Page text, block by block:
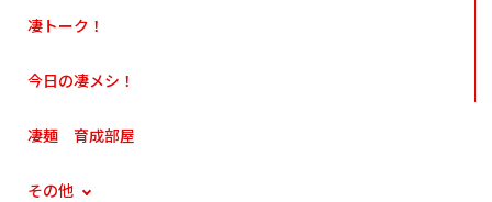
凄トーク！
今日の凄メシ！
凄麺 育成部屋
その他